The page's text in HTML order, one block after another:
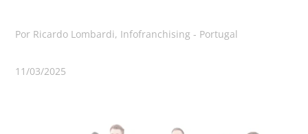
Por Ricardo Lombardi, Infofranchising - Portugal
11/03/2025